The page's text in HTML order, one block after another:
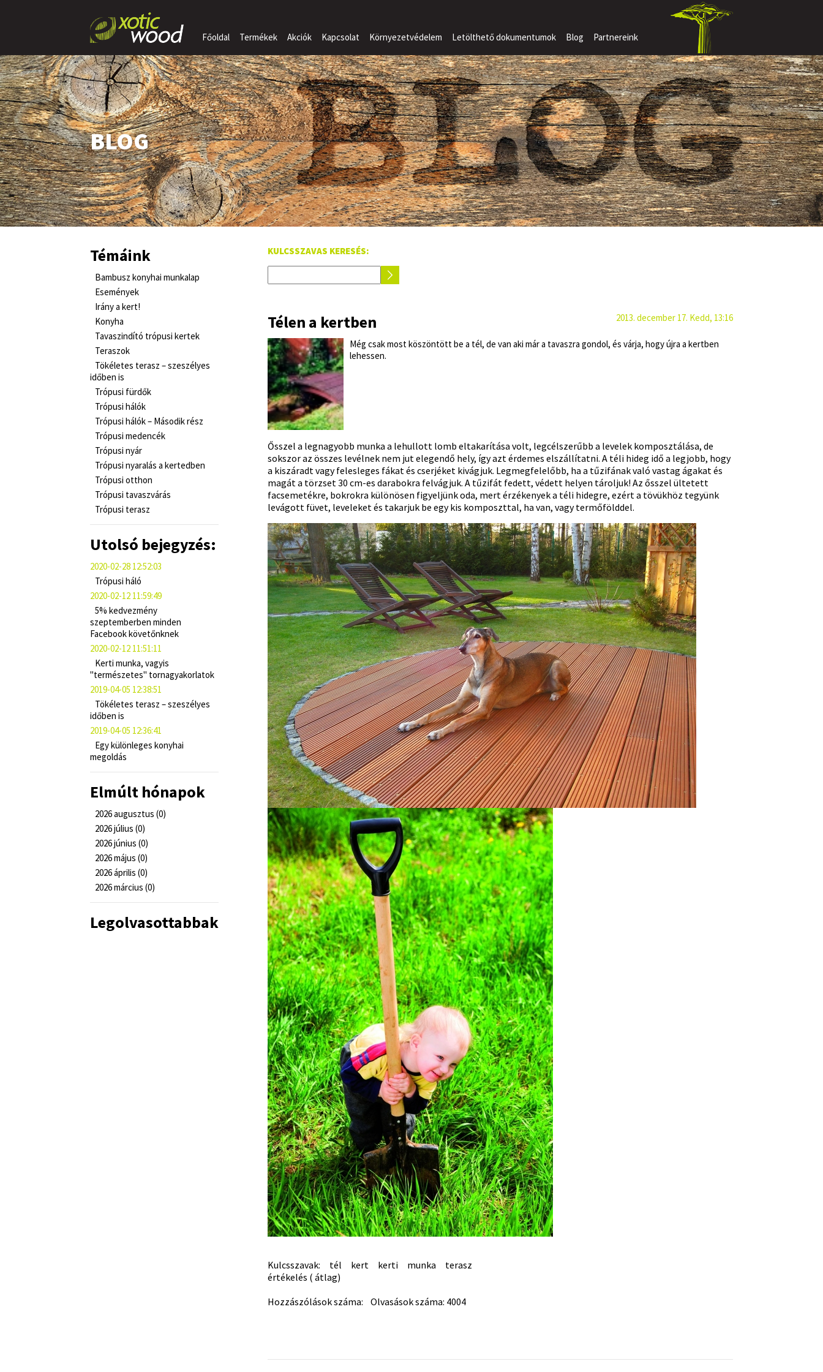
Főoldal Termékek Akciók Kapcsolat Környezetvédelem Letölthető dokumentumok Blog Partnereink
BLOG
Témáink
Bambusz konyhai munkalap
Események
Irány a kert!
Konyha
Tavaszindító trópusi kertek
Teraszok
Tökéletes terasz – szeszélyes
időben is
Trópusi fürdők
Trópusi hálók
Trópusi hálók – Második rész
Trópusi medencék
Trópusi nyár
Trópusi nyaralás a kertedben
Trópusi otthon
Trópusi tavaszvárás
Trópusi terasz
Utolsó bejegyzés:
2020-02-28 12:52:03
Trópusi háló
2020-02-12 11:59:49
5% kedvezmény
szeptemberben minden
Facebook követőnknek
2020-02-12 11:51:11
Kerti munka, vagyis
"természetes" tornagyakorlatok
2019-04-05 12:38:51
Tökéletes terasz – szeszélyes
időben is
2019-04-05 12:36:41
Egy különleges konyhai
megoldás
Elmúlt hónapok
2026 augusztus (0)
2026 július (0)
2026 június (0)
2026 május (0)
2026 április (0)
2026 március (0)
Legolvasottabbak
KULCSSZAVAS KERESÉS:
Télen a kertben 2013. december 17. Kedd, 13:16
Még csak most köszöntött be a tél, de van aki már a tavaszra gondol, és várja, hogy újra a kertben
lehessen.
Ősszel a legnagyobb munka a lehullott lomb eltakarítása volt, legcélszerűbb a levelek komposztálása, de
sokszor az összes levélnek nem jut elegendő hely, így azt érdemes elszállítatni. A téli hideg idő a legjobb, hogy
a kiszáradt vagy felesleges fákat és cserjéket kivágjuk. Legmegfelelőbb, ha a tűzifának való vastag ágakat és
magát a törzset 30 cm-es darabokra felvágjuk. A tűzifát fedett, védett helyen tároljuk! Az ősszel ültetett
facsemetékre, bokrokra különösen figyeljünk oda, mert érzékenyek a téli hidegre, ezért a tövükhöz tegyünk
levágott füvet, leveleket és takarjuk be egy kis komposzttal, ha van, vagy termőfölddel.
Kulcsszavak: tél kert kerti munka
terasz
értékelés ( átlag)
Hozzászólások száma: Olvasások száma: 4004